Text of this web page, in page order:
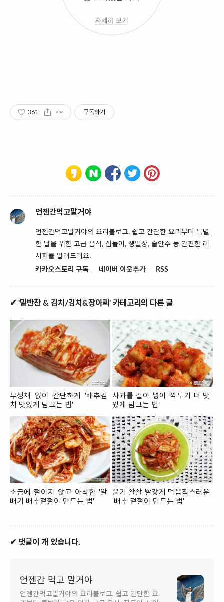
361 구독하기
언젠간먹고말거야
언젠간먹고말거야의 요리블로그. 쉽고 간단한 요리부터 특별
한 날을 위한 고급 음식, 집들이, 생일상, 술안주 등 간편한 레
시피를 알려드려요.
카카오스토리 구독
네이버 이웃추가 RSS
✔ '밑반찬 & 김치/김치&장아찌' 카테고리의 다른 글
무생채 없이 간단하게 '배추김
치 맛있게 담그는 법'
사과를 갈아 넣어 '깍두기 더 맛
있게 담그는 법'
소금에 절이지 않고 아삭한 '알
배기 배추겉절이 만드는 법'
윤기 좔좔 빨갛게 먹음직스러운
'배추 겉절이 만드는 법'
✔ 댓글이 개 있습니다.
언젠간 먹고 말거야
언젠간먹고말거야의 요리블로그. 쉽고 간단한 요